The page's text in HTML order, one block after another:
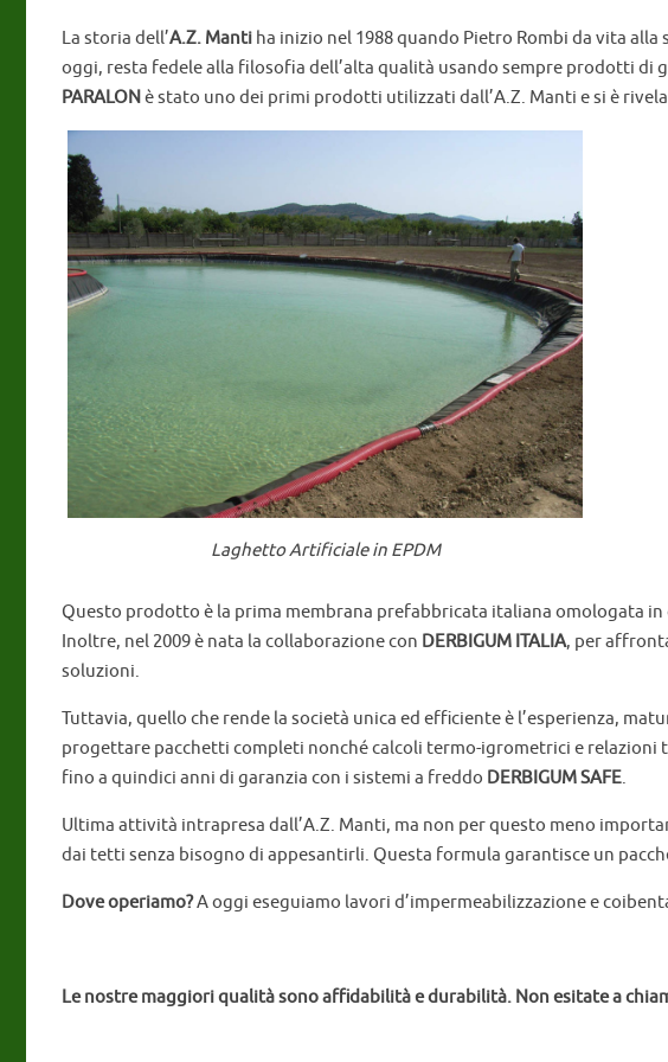
La storia dell’A.Z. Manti ha inizio nel 1988 quando Pietro Rombi da vita
oggi, resta fedele alla filosofia dell’alta qualità usando sempre prodotti di
PARALONè stato uno dei primi prodotti utilizzati dall’A.Z. Manti e si è
Laghetto Artificiale in EPDM
Questo prodotto è la prima membrana prefabbricata italiana omologata
Inoltre, nel 2009 è nata la collaborazione con DERBIGUM ITALIA, per
soluzioni.
Tuttavia, quello che rende la società unica ed efficiente è l’esperienza,
progettare pacchetti completi nonché calcoli termo-igrometrici e
fino a quindici anni di garanzia con i sistemi a freddo DERBIGUM SAFE.
Ultima attività intrapresa dall’A.Z. Manti, ma non per questo meno
dai tetti senza bisogno di appesantirli. Questa formula garantisce un
Dove operiamo?A oggi eseguiamo lavori d’impermeabilizzazione e
Le nostre maggiori qualità sono affidabilità e durabilità. Non esitate a